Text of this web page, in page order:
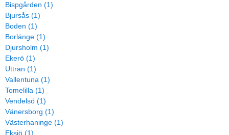
Bispgården (1)
Bjursås (1)
Boden (1)
Borlänge (1)
Djursholm (1)
Ekerö (1)
Uttran (1)
Vallentuna (1)
Tomelilla (1)
Vendelsö (1)
Vänersborg (1)
Västerhaninge (1)
Eksjö (1)